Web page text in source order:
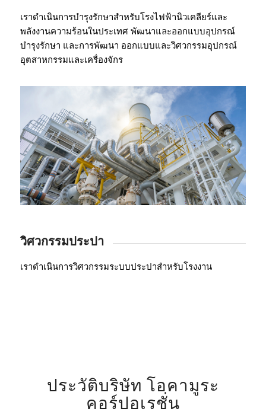
เราดำเนินการบำรุงรักษาสำหรับโรงไฟฟ้านิวเคลียร์และ
พลังงานความร้อนในประเทศ พัฒนาและออกแบบอุปกรณ์
บำรุงรักษา และการพัฒนา ออกแบบและวิศวกรรมอุปกรณ์
อุตสาหกรรมและเครื่องจักร
วิศวกรรมประปา
เราดำเนินการวิศวกรรมระบบประปาสำหรับโรงงาน
ประวัติบริษัท โอคามูระ
คอร์ปอเรชั่น